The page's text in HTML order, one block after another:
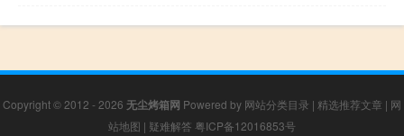
Copyright © 2012 - 2026 无尘烤箱网 Powered by 网站分类目录 | 精选推荐文章 | 网
站地图 | 疑难解答 粤ICP备12016853号